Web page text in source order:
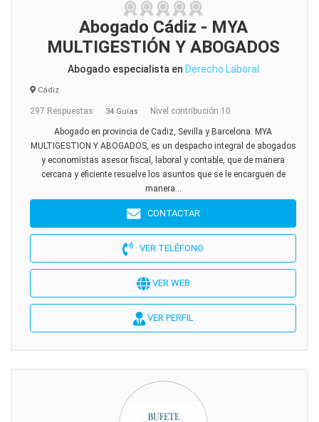
Abogado Cádiz - MYA
MULTIGESTIÓN Y ABOGADOS
Abogado especialista en Derecho Laboral
Cádiz
297 Respuestas 34 Guías Nivel contribución 10
Abogado en provincia de Cadiz, Sevilla y Barcelona. MYA
MULTIGESTION Y ABOGADOS, es un despacho integral de abogados
y economistas asesor fiscal, laboral y contable, que de manera
cercana y eficiente resuelve los asuntos que se le encarguen de
manera...
CONTACTAR
VER TELÉFONO
VER WEB
VER PERFIL